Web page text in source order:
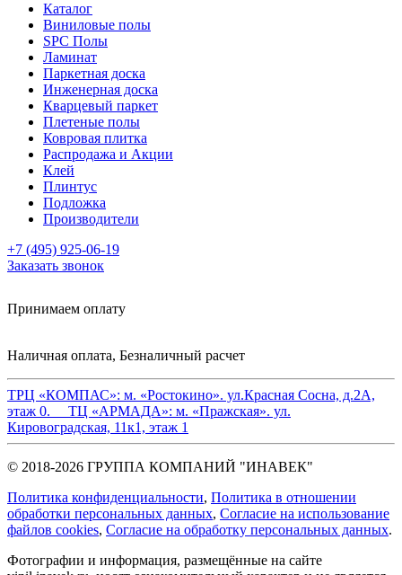
Каталог
Виниловые полы
SPC Полы
Ламинат
Паркетная доска
Инженерная доска
Кварцевый паркет
Плетеные полы
Ковровая плитка
Распродажа и Акции
Клей
Плинтус
Подложка
Производители
+7 (495) 925-06-19
Заказать звонок
Принимаем оплату
Наличная оплата, Безналичный расчет
ТРЦ «КОМПАС»: м. «Ростокино». ул.Красная Сосна, д.2А,
этаж 0. ТЦ «АРМАДА»: м. «Пражская». ул.
Кировоградская, 11к1, этаж 1
© 2018-2026 ГРУППА КОМПАНИЙ "ИНАВЕК"
Политика конфиденциальности, Политика в отношении
обработки персональных данных, Cогласие на использование
файлов cookies, Согласие на обработку персональных данных.
Фотографии и информация, размещённые на сайте